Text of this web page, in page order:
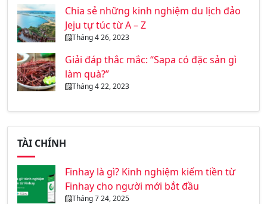
Chia sẻ những kinh nghiệm du lịch đảo
Jeju tự túc từ A – Z
Tháng 4 26, 2023
Giải đáp thắc mắc: “Sapa có đặc sản gì
làm quà?”
Tháng 4 22, 2023
TÀI CHÍNH
Finhay là gì? Kinh nghiệm kiếm tiền từ
Finhay cho người mới bắt đầu
Tháng 7 24, 2025